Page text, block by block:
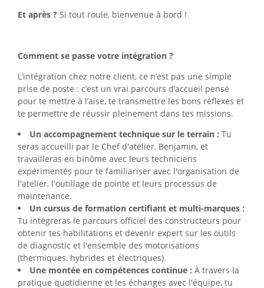
Et après ? Si tout roule, bienvenue à bord !
Comment se passe votre intégration ?
L’intégration chez notre client, ce n’est pas une simple
prise de poste : c’est un vrai parcours d’accueil pensé
pour te mettre à l’aise, te transmettre les bons réflexes et
te permettre de réussir pleinement dans tes missions.
Un accompagnement technique sur le terrain : Tu
seras accueilli par le Chef d'atelier, Benjamin, et
travailleras en binôme avec leurs techniciens
expérimentés pour te familiariser avec l'organisation de
l'atelier, l'outillage de pointe et leurs processus de
maintenance.
Un cursus de formation certifiant et multi-marques :
Tu intégreras le parcours officiel des constructeurs pour
obtenir tes habilitations et devenir expert sur les outils
de diagnostic et l'ensemble des motorisations
(thermiques, hybrides et électriques).
Une montée en compétences continue : À travers la
pratique quotidienne et les échanges avec l'équipe, tu